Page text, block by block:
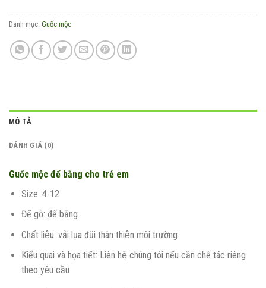
Danh mục: Guốc mộc
MÔ TẢ
ĐÁNH GIÁ (0)
Guốc mộc đế bằng cho trẻ em
Size: 4-12
Đế gỗ: đế bằng
Chất liệu: vải lụa đũi thân thiện môi trường
Kiểu quai và họa tiết: Liên hệ chúng tôi nếu cần chế tác riêng
theo yêu cầu